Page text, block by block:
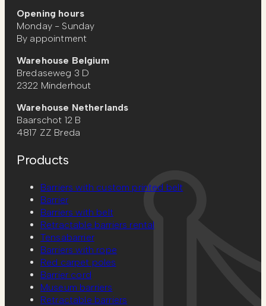
Opening hours
Monday - Sunday
By appointment
Warehouse Belgium
Bredaseweg 3 D
2322 Minderhout
Warehouse Netherlands
Baarschot 12 B
4817 ZZ Breda
Products
Barriers with custom printed belt
Barrier
Barriers with belt
Retractable barriers rental
Tensabarrier
Barriers with rope
Red carpet poles
Barrier cord
Museum barriers
Retractable barriers